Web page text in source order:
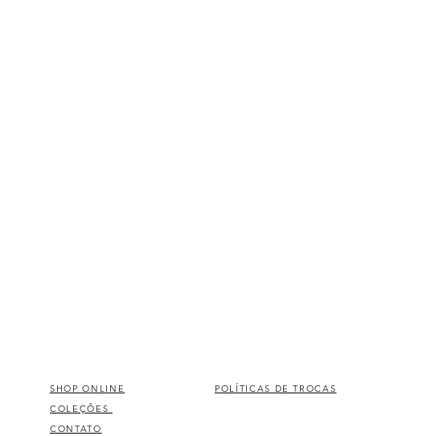
SHOP ONLINE
COLEÇÕES
CONTATO
POLÍTICAS DE TROCAS